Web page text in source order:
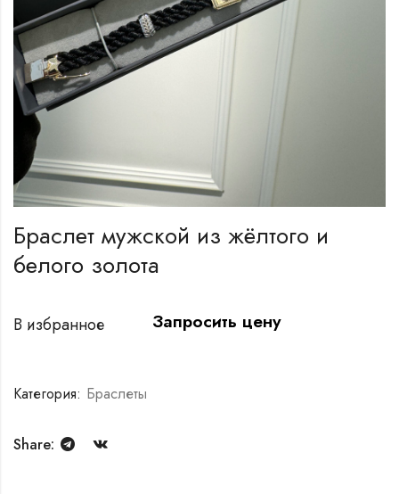
Браслет мужской из жёлтого и
белого золота
В избранное Запросить цену
Категория: Браслеты
Share: